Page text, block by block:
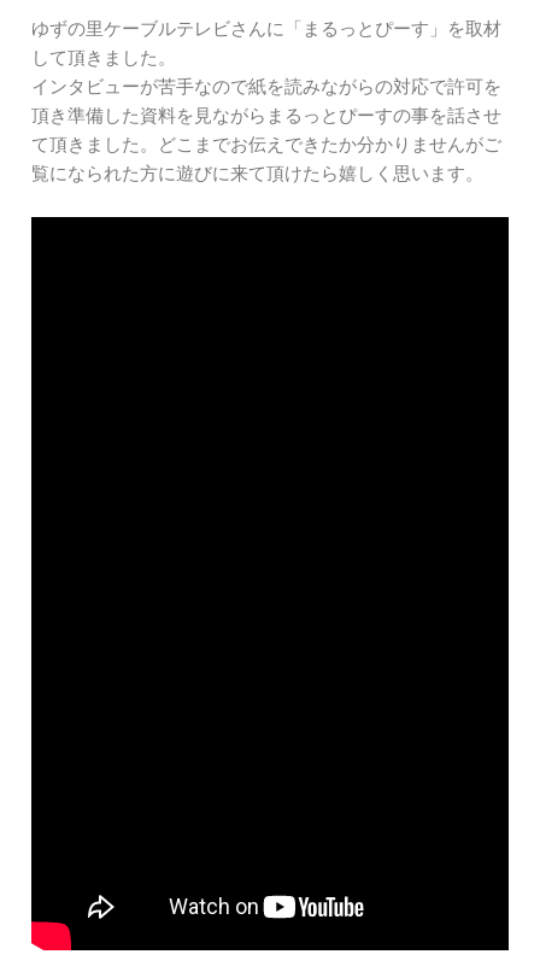
ゆずの里ケーブルテレビさんに「まるっとぴーす」を取材
して頂きました。
インタビューが苦手なので紙を読みながらの対応で許可を
頂き準備した資料を見ながらまるっとぴーすの事を話させ
て頂きました。どこまでお伝えできたか分かりませんがご
覧になられた方に遊びに来て頂けたら嬉しく思います。